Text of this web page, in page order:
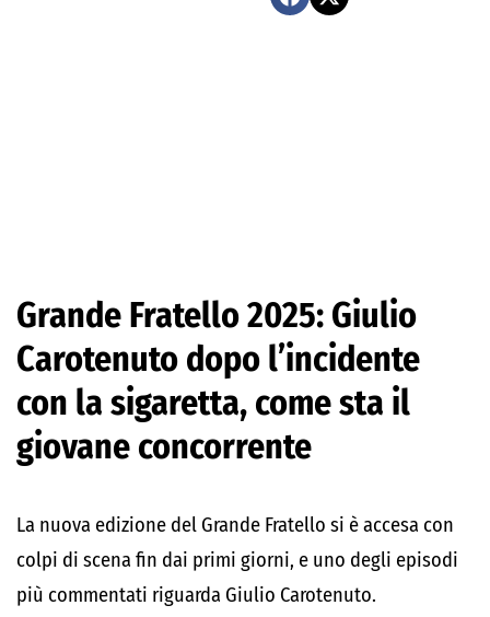
Grande Fratello 2025: Giulio
Carotenuto dopo l’incidente
con la sigaretta, come sta il
giovane concorrente
La nuova edizione del Grande Fratello si è accesa con
colpi di scena fin dai primi giorni, e uno degli episodi
più commentati riguarda Giulio Carotenuto.